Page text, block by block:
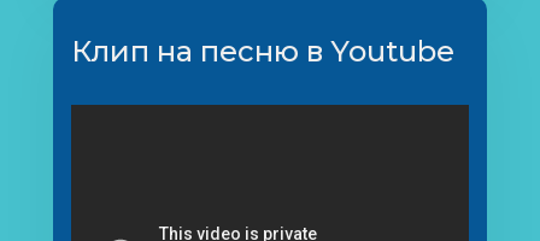
Клип на песню в Youtube